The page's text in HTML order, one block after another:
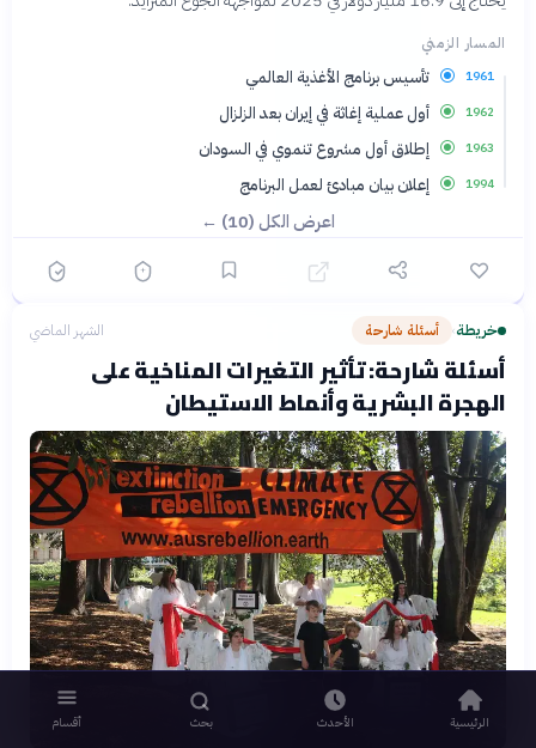
المسار الزمني
1961 تأسيس برنامج الأغذية العالمي
1962 أول عملية إغاثة في إيران بعد الزلزال
1963 إطلاق أول مشروع تنموي في السودان
1994 إعلان بيان مبادئ لعمل البرنامج
اعرض الكل (10) ←
خريطة› أسئلة شارحة الشهر الماضي
أسئلة شارحة: تأثير التغيرات المناخية على
الهجرة البشرية وأنماط الاستيطان
الرئيسية الأحدث بحث أقسام